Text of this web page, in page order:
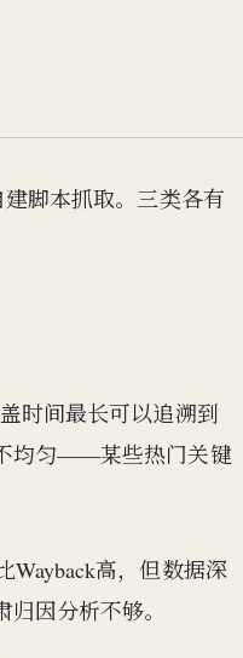
脚本抓取。三类各有
时间最长可以追溯到
均匀——某些热门关键
Wayback高，但数据深
因分析不够。